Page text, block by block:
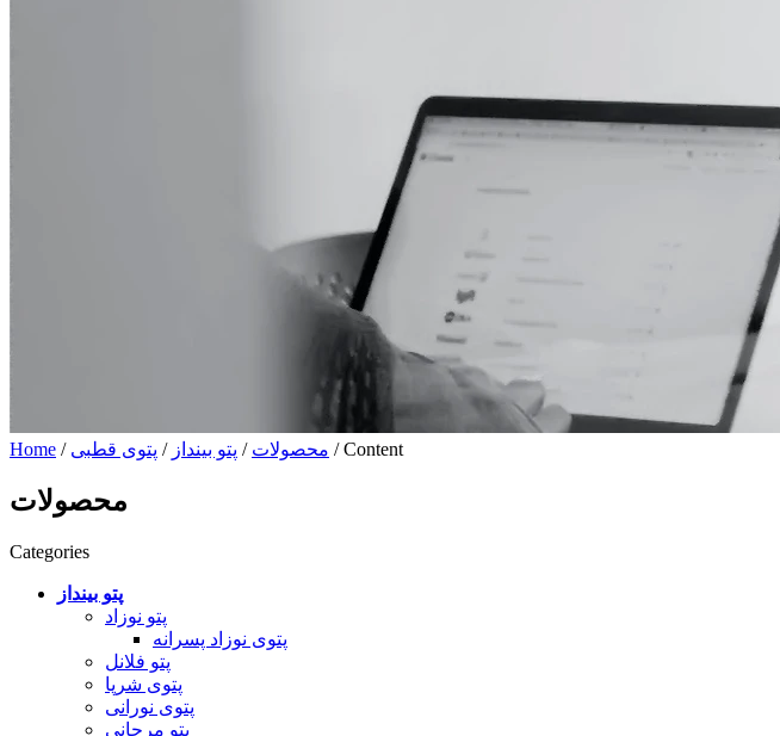
Home / محصولات / پتو بینداز / پتوی قطبی / Content
محصولات
Categories
پتو بینداز
پتو نوزاد
پتوی نوزاد پسرانه
پتو فلانل
پتوی شرپا
پتوی نورانی
پتو مرجانی